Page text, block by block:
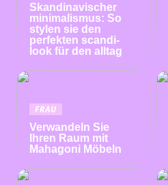
Skandinavischer
minimalismus: So
stylen sie den
perfekten scandi-
look für den alltag
FRAU
Verwandeln Sie
Ihren Raum mit
Mahagoni Möbeln